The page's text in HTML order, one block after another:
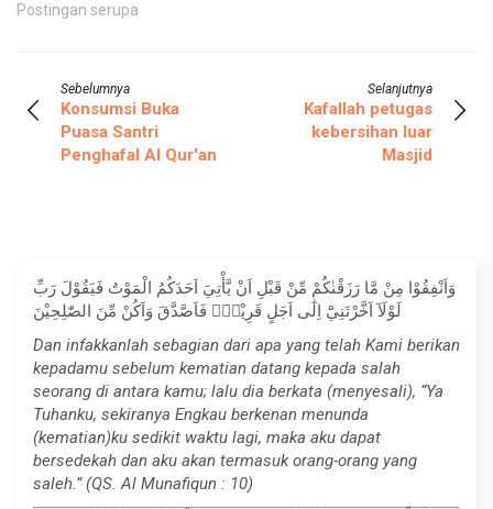
Postingan serupa
Sebelumnya
Konsumsi Buka
Puasa Santri
Penghafal Al Qur'an
Selanjutnya
Kafallah petugas
kebersihan luar
Masjid
وَاَنْفِقُوْا مِنْ مَّا رَزَقْنٰكُمْ مِّنْ قَبْلِ اَنْ يَّأْتِيَ اَحَدَكُمُ الْمَوْتُ فَيَقُوْلَ رَبِّ
لَوْلَآ اَخَّرْتَنِيْٓ اِلٰٓى اَجَلٍ قَرِيْبٍۚ فَاَصَّدَّقَ وَاَكُنْ مِّنَ الصّٰلِحِيْنَ
Dan infakkanlah sebagian dari apa yang telah Kami berikan
kepadamu sebelum kematian datang kepada salah
seorang di antara kamu; lalu dia berkata (menyesali), “Ya
Tuhanku, sekiranya Engkau berkenan menunda
(kematian)ku sedikit waktu lagi, maka aku dapat
bersedekah dan aku akan termasuk orang-orang yang
saleh.” (QS. Al Munafiqun : 10)